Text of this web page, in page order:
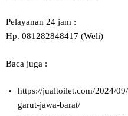
Pelayanan 24 jam :
Hp. 081282848417 (Weli)
Baca juga :
https://jualtoilet.com/2024/
garut-jawa-barat/